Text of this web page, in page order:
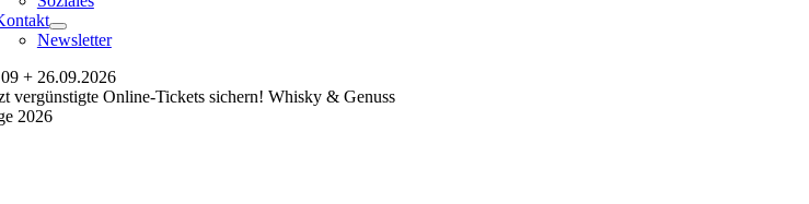
Newsletter
+ 26.09.2026
vergünstigte Online-Tickets sichern! Whisky & Genuss
2026